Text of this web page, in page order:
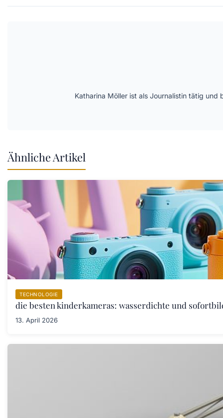
Katharina Möller ist als Journalistin tätig
Ähnliche Artikel
TECHNOLOGIE
die besten kinderkameras: wasserdichte und
13. April 2026